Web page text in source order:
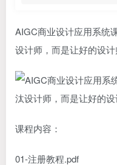
AIGC商业设计应用系统
设计师，而是让好的设
课程内容：
01-注册教程.pdf